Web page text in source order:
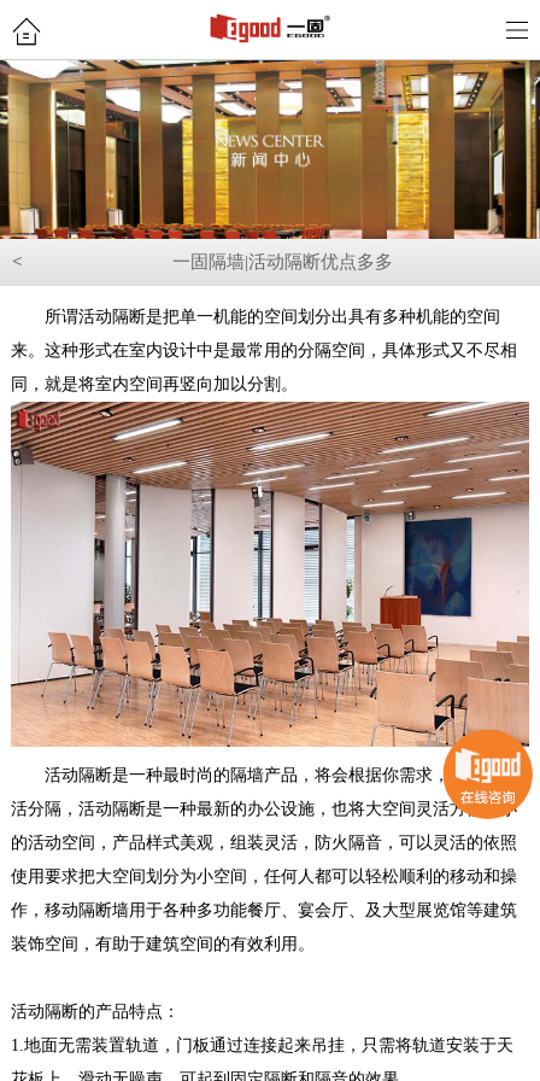
< 一固隔墙|活动隔断优点多多
所谓活动隔断是把单一机能的空间划分出具有多种机能的空间
来。这种形式在室内设计中是最常用的分隔空间，具体形式又不尽相
同，就是将室内空间再竖向加以分割。
活动隔断是一种最时尚的隔墙产品，将会根据你需求，把空间灵
活分隔，活动隔断是一种最新的办公设施，也将大空间灵活方便的小
的活动空间，产品样式美观，组装灵活，防火隔音，可以灵活的依照
使用要求把大空间划分为小空间，任何人都可以轻松顺利的移动和操
作，移动隔断墙用于各种多功能餐厅、宴会厅、及大型展览馆等建筑
装饰空间，有助于建筑空间的有效利用。
活动隔断的产品特点：
1.地面无需装置轨道，门板通过连接起来吊挂，只需将轨道安装于天